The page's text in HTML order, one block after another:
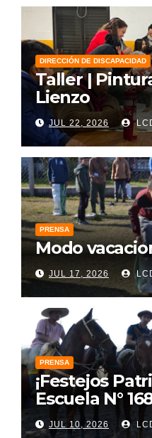
DIRECCIÓN DE DISCAPACIDAD
Taller |
Lienzo
JUL 22, 2026
PRENSA
Modo
JUL 17, 2026
PRENSA
¡Festejos
Escuela N°
JUL 10, 2026